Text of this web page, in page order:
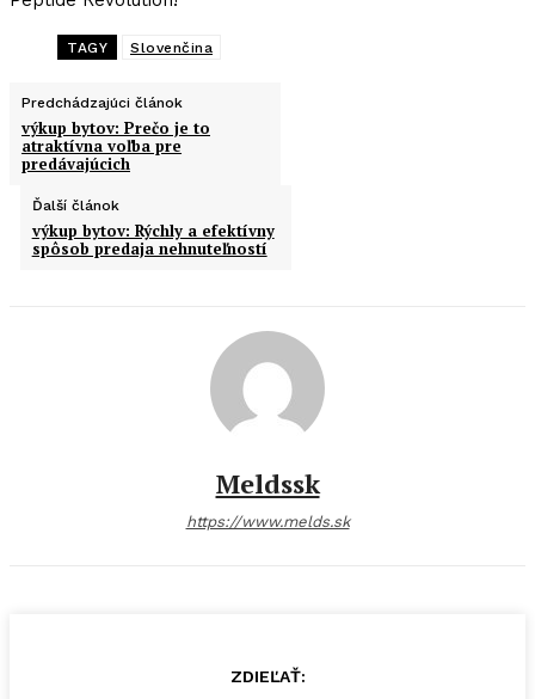
TAGY Slovenčina
Predchádzajúci článok
výkup bytov: Prečo je to
atraktívna voľba pre
predávajúcich
Ďalší článok
výkup bytov: Rýchly a efektívny
spôsob predaja nehnuteľností
Meldssk
https://www.melds.sk
ZDIEĽAŤ: